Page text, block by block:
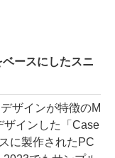
ースにしたスニ
ザインが特徴のM
ザインした「Case
に製作されたPC